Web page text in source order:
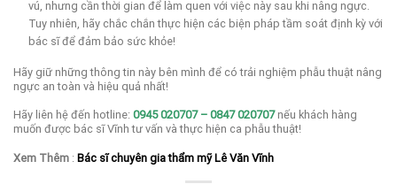
vú, nhưng cần thời gian để làm quen với việc này sau khi nâng ngực.
Tuy nhiên, hãy chắc chắn thực hiện các biện pháp tầm soát định kỳ với
bác sĩ để đảm bảo sức khỏe!
Hãy giữ những thông tin này bên mình để có trải nghiệm phẫu thuật nâng
ngực an toàn và hiệu quả nhất!
Hãy liên hệ đến hotline: 0945 020707 – 0847 020707nếu khách hàng
muốn được bác sĩ Vĩnh tư vấn và thực hiện ca phẫu thuật!
Xem Thêm : Bác sĩ chuyên gia thẩm mỹ Lê Văn Vĩnh